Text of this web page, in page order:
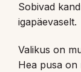
Sobivad
igapäevaselt.
Valikus on
Hea pusa on